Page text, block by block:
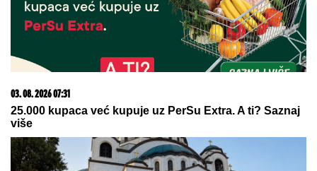
03. 08. 2026 07:31
25.000 kupaca već kupuje uz PerSu Extra. A ti? Saznaj
više